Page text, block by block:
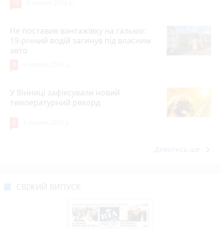
Не поставив вантажівку на гальмо:
19-річний водій загинув під власним
авто
У Вінниці зафіксували новий
температурний рекорд